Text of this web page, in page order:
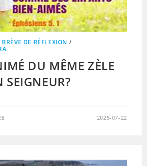
BRÈVE DE RÉFLEXION /
DU MÊME ZÈLE
SEIGNEUR?
2025-07-22